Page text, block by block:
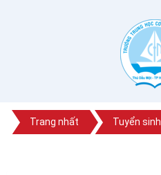
Trang nhất Tuyển sinh